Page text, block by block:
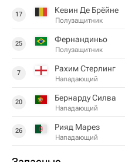
17 Кевин Де Брёйне
Полузащитник
25 Фернандиньо
Полузащитник
7 Рахим Стерлинг
Нападающий
20 Бернарду Силва
Нападающий
26 Рияд Марез
Нападающий